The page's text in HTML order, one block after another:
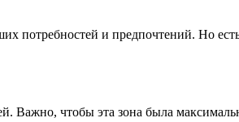
потребностей и предпочтений. Но
Важно, чтобы эта зона была